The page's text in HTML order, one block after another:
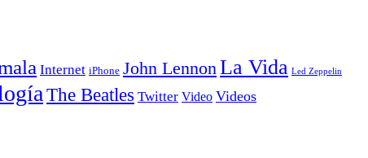
Internet iPhone John Lennon La Vida Led Zeppelin
The Beatles Twitter Video Videos